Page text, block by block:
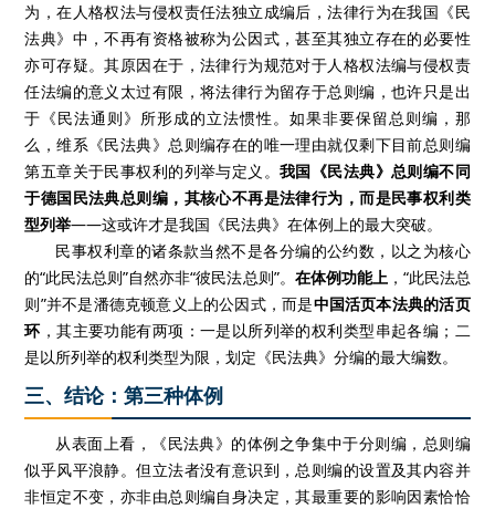
为，在人格权法与侵权责任法独立成编后，法律行为在我国《民
法典》中，不再有资格被称为公因式，甚至其独立存在的必要性
亦可存疑。其原因在于，法律行为规范对于人格权法编与侵权责
任法编的意义太过有限，将法律行为留存于总则编，也许只是出
于《民法通则》所形成的立法惯性。如果非要保留总则编，那
么，维系《民法典》总则编存在的唯一理由就仅剩下目前总则编
第五章关于民事权利的列举与定义。我国《民法典》总则编不同
于德国民法典总则编，其核心不再是法律行为，而是民事权利类
型列举——这或许才是我国《民法典》在体例上的最大突破。
民事权利章的诸条款当然不是各分编的公约数，以之为核心
的“此民法总则”自然亦非“彼民法总则”。 在体例功能上，“此民法总
则”并不是潘德克顿意义上的公因式，而是中国活页本法典的活页
环，其主要功能有两项：一是以所列举的权利类型串起各编；二
是以所列举的权利类型为限，划定《民法典》分编的最大编数。
三、结论：第三种体例
从表面上看，《民法典》的体例之争集中于分则编，总则编
似乎风平浪静。但立法者没有意识到，总则编的设置及其内容并
非恒定不变，亦非由总则编自身决定，其最重要的影响因素恰恰